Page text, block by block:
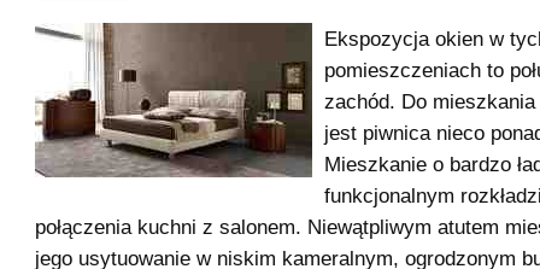
Ekspozycja okien w
pomieszczeniach to
zachód. Do
jest piwnica nieco
Mieszkanie o bardzo
funkcjonalnym
połączenia kuchni z salonem. Niewątpliwym atutem
jego usytuowanie w niskim kameralnym, ogrodzonym